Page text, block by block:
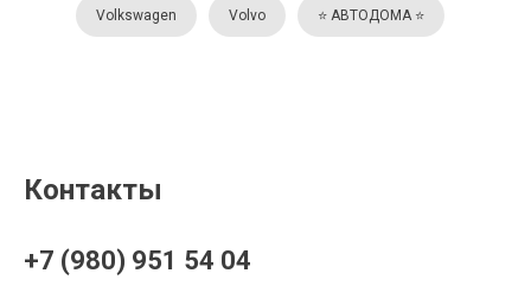
Volkswagen Volvo ⭐️ АВТОДОМА ⭐️
Контакты
+7 (980) 951 54 04